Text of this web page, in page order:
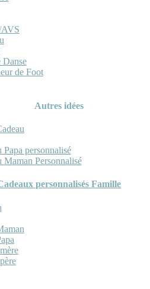
Danse
de Foot
Autres idées
Papa personnalisé
Maman Personnalisé
personnalisés Famille